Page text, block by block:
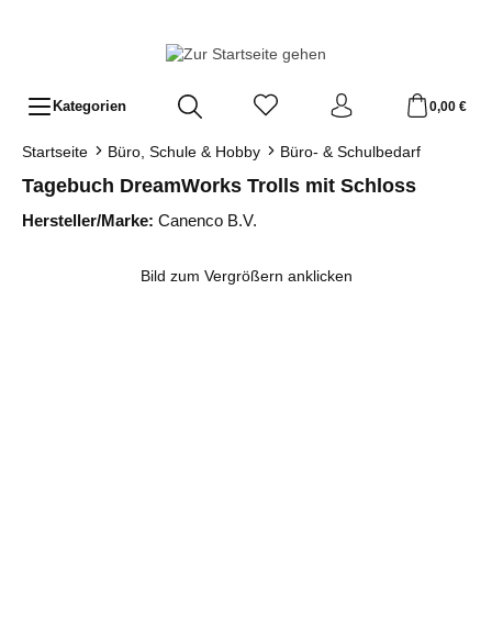
Kategorien 0,00 €
Startseite Büro, Schule & Hobby Büro- & Schulbedarf
Tagebuch DreamWorks Trolls mit Schloss
Hersteller/Marke: Canenco B.V.
Bildergalerie überspringenBild zum Vergrößern anklicken